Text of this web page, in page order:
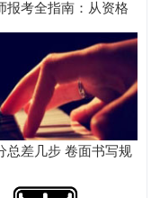
报考全指南：从资格
考落地完整手册
总差几步 卷面书写规